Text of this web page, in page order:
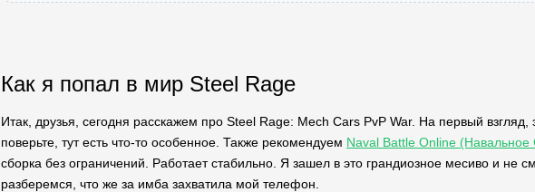
Как я попал в мир Steel Rage
Итак, друзья, сегодня расскажем про Steel Rage: Mech Cars PvP War. На первый
поверьте, тут есть что-то особенное. Также рекомендуем Naval Battle Online
сборка без ограничений. Работает стабильно. Я зашел в это грандиозное месиво и не
разберемся, что же за имба захватила мой телефон.